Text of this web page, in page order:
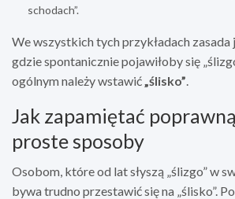
schodach”.
We wszystkich tych przykładach zasada
gdzie spontanicznie pojawiłoby się
ogólnym należy wstawić„ślisko”.
Jak zapamiętać
proste sposoby
Osobom, które od lat słyszą „ślizgo” w
bywa trudno przestawić się na „ślisko”.